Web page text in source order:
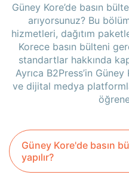
Güney Kore’de basın
arıyorsunuz? Bu
hizmetleri, dağıtım
Korece basın bülteni
standartlar hakkında
Ayrıca B2Press’in
ve dijital medya
Güney Kore'de basın
yapılır?